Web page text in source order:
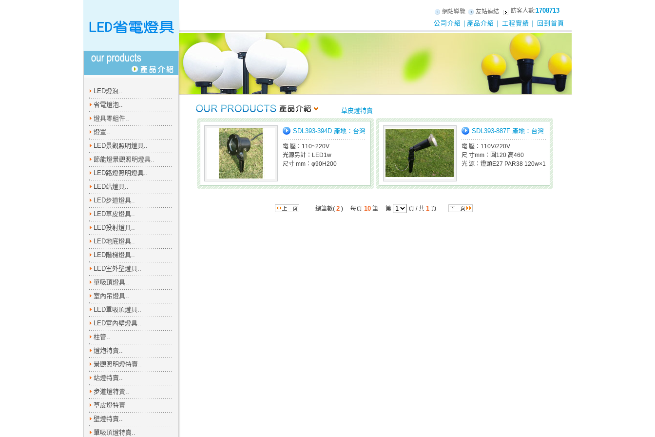
LED燈泡..
省電燈泡..
燈具零組件..
燈罩..
LED景觀照明燈具..
節能燈景觀照明燈具..
LED路燈照明燈具..
LED站燈具..
LED步道燈具..
LED草皮燈具..
LED投射燈具..
LED地底燈具..
LED階梯燈具..
LED室外壁燈具..
單吸頂燈具..
室內吊燈具..
LED單吸頂燈具..
LED室內壁燈具..
柱管..
燈炮特賣..
景觀照明燈特賣..
站燈特賣..
步道燈特賣..
草皮燈特賣..
壁燈特賣..
單吸頂燈特賣..
網站導覽 友站連結 訪客人數:1708713
公司介紹
產品介紹 工程實績 回到首頁
草皮燈特賣
SDL393-394D 產地：台灣
電 壓：110~220V
光源另計：LED1w
尺寸 mm：φ90H200
SDL393-887F 產地：台灣
電 壓：110V/220V
尺 寸mm：圓120 高460
光 源：燈頭E27 PAR38 120w×1
總筆數( 2) 每頁 10筆 第 頁 / 共 1頁